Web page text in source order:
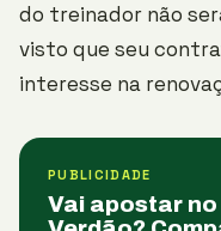
do treinador não
visto que seu
interesse na
PUBLICIDADE
Vai apostar